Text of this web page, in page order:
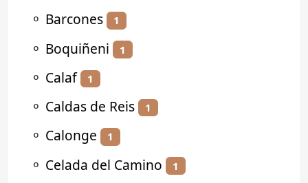
⚬ Barcones 1
⚬ Boquiñeni 1
⚬ Calaf 1
⚬ Caldas de Reis 1
⚬ Calonge 1
⚬ Celada del Camino 1